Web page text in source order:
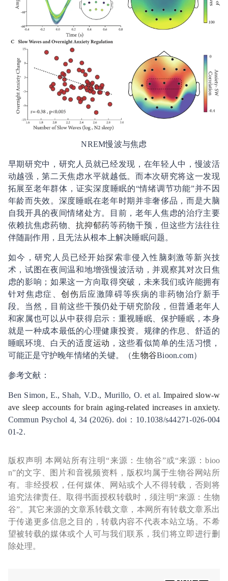
NREM慢波与焦虑
早期研究中，研究人员就已经发现，在年轻人中，慢波活
动越强，第二天焦虑水平就越低。而本次研究将这一发现
拓展至老年群体，证实深度睡眠的“情绪调节功能”并不因
年龄而失效。深度睡眠在老年时期并非奢侈品，而是大脑
自我开具的夜间情绪处方。目前，老年人焦虑的治疗主要
依赖抗焦虑药物、抗抑郁药等药物干预，但这些方法往往
伴随副作用，且无法从根本上解决睡眠问题。
如今，研究人员已经开始探索非侵入性脑刺激等新兴技
术，试图在夜间温和地增强慢波活动，并观察其对次日焦
虑的影响；如果这一方向取得突破，未来我们或许能拥有
针对焦虑症、创伤后应激障碍等疾病的非药物治疗新手
段。当然，目前这些干预仍处于研究阶段，但普通老年人
和家属也可以从中获得启示：重视睡眠、保护睡眠，本身
就是一种成本最低的心理健康投资。规律的作息、舒适的
睡眠环境、白天的适度运动 ，这些看似简单的生活习惯，
可能正是守护晚年情绪的关键。（生物谷Bioon.com）
参考文献：
Ben Simon, E., Shah, V.D., Murillo, O. et al. Impaired slow-w
ave sleep accounts for brain aging-related increases in anxiety.
Commun Psychol 4, 34 (2026). doi：10.1038/s44271-026-004
01-2.
版权声明 本网站所有注明“来源：生物谷”或“来源：bioo
n”的文字、图片和音视频资料，版权均属于生物谷网站所
有。非经授权，任何媒体、网站或个人不得转载，否则将
追究法律责任。取得书面授权转载时，须注明“来源：生物
谷”。其它来源的文章系转载文章，本网所有转载文章系出
于传递更多信息之目的，转载内容不代表本站立场。不希
望被转载的媒体或个人可与我们联系，我们将立即进行删
除处理。